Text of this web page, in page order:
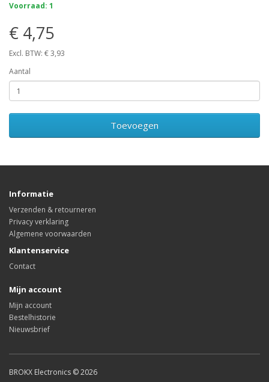
Voorraad: 1
€ 4,75
Excl. BTW: € 3,93
Aantal
Toevoegen
Informatie
Verzenden & retourneren
Privacy verklaring
Algemene voorwaarden
Klantenservice
Contact
Mijn account
Mijn account
Bestelhistorie
Nieuwsbrief
BROKX Electronics © 2026